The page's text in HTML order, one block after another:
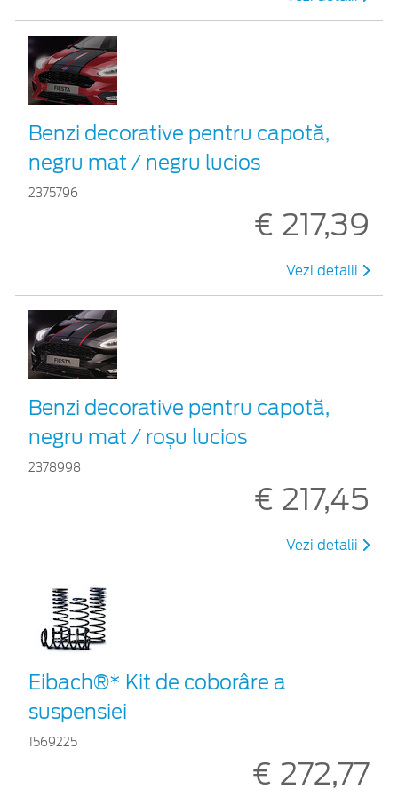
Benzi decorative pentru capotă,
negru mat / negru lucios
2375796
€ 217,39
Vezi detalii
Benzi decorative pentru capotă,
negru mat / roșu lucios
2378998
€ 217,45
Vezi detalii
Eibach®* Kit de coborâre a
suspensiei
1569225
€ 272,77